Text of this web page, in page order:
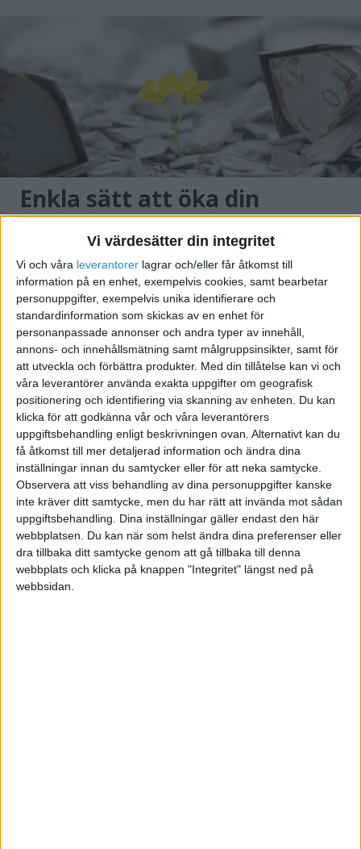
Vi värdesätter din integritet
Vi och våra leverantorer lagrar och/eller får åtkomst till
information på en enhet, exempelvis cookies, samt bearbetar
personuppgifter, exempelvis unika identifierare och
standardinformation som skickas av en enhet för
personanpassade annonser och andra typer av innehåll,
annons- och innehållsmätning samt målgruppsinsikter, samt för
att utveckla och förbättra produkter. Med din tillåtelse kan vi och
våra leverantörer använda exakta uppgifter om geografisk
positionering och identifiering via skanning av enheten. Du kan
klicka för att godkänna vår och våra leverantörers
uppgiftsbehandling enligt beskrivningen ovan. Alternativt kan du
få åtkomst till mer detaljerad information och ändra dina
inställningar innan du samtycker eller för att neka samtycke.
Observera att viss behandling av dina personuppgifter kanske
inte kräver ditt samtycke, men du har rätt att invända mot sådan
uppgiftsbehandling. Dina inställningar gäller endast den här
webbplatsen. Du kan när som helst ändra dina preferenser eller
dra tillbaka ditt samtycke genom att gå tillbaka till denna
webbplats och klicka på knappen "Integritet" längst ned på
webbsidan.
Enkla sätt att öka din
konvertering för att få fler
köp och leads
Hur du optimerar dina
produktsidor i webbutiken